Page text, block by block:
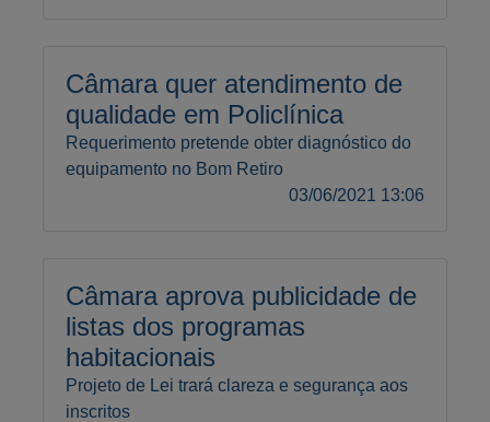
Câmara quer atendimento de
qualidade em Policlínica
Requerimento pretende obter diagnóstico do
equipamento no Bom Retiro
03/06/2021 13:06
Câmara aprova publicidade de
listas dos programas
habitacionais
Projeto de Lei trará clareza e segurança aos
inscritos